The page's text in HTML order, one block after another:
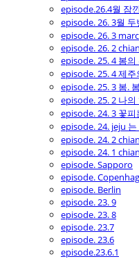
episode.26.4월 잠
episode. 26. 3월
episode. 26. 3
episode. 26. 2
episode. 25. 4 봄의
episode. 25. 4 제
episode. 25. 3 봄.
episode. 25. 2 나의
episode. 24. 3 꽃피
episode. 24. jeju
episode. 24. 2
episode. 24. 1
episode. Sapporo
episode.
episode. Berlin
episode. 23. 9
episode. 23. 8
episode. 23.7
episode. 23.6
episode.23.6.1